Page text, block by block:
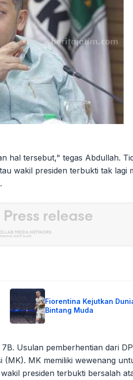
hal tersebut," tegas Abdullah.
wakil presiden terbukti tak lagi
Fiorentina Kejutkan
Bintang Muda
Usulan pemberhentian dari
MK memiliki wewenang
presiden terbukti bersalah